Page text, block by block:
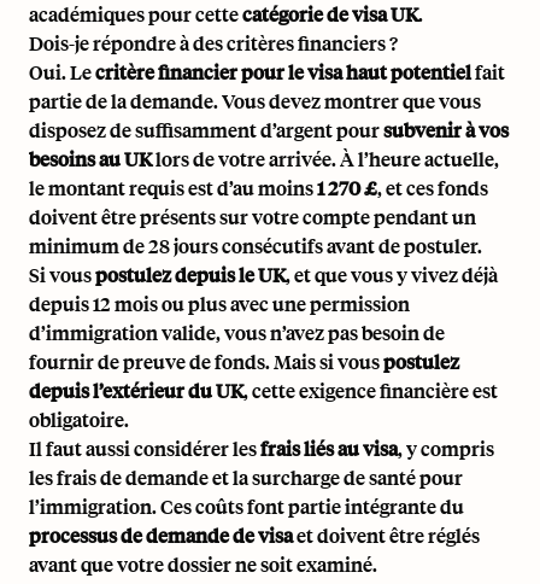
académiques pour cettecatégorie de visa UK.
Dois-je répondre à des critères financiers ?
Oui. Lecritère financier pour le visa haut potentielfait
partie de la demande. Vous devez montrer que vous
disposez de suffisamment d’argent poursubvenir à vos
besoins au UKlors de votre arrivée. À l’heure actuelle,
le montant requis est d’au moins1 270 £, et ces fonds
doivent être présents sur votre compte pendant un
minimum de 28 jours consécutifs avant de postuler.
Si vouspostulez depuis le UK, et que vous y vivez déjà
depuis 12 mois ou plus avec une permission
d’immigration valide, vous n’avez pas besoin de
fournir de preuve de fonds. Mais si vouspostulez
depuis l’extérieur du UK, cette exigence financière est
obligatoire.
Il faut aussi considérer lesfrais liés au visa, y compris
les frais de demande et la surcharge de santé pour
l’immigration. Ces coûts font partie intégrante du
processus de demande de visaet doivent être réglés
avant que votre dossier ne soit examiné.